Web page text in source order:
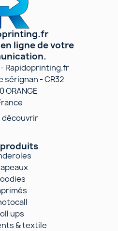
ligne de votre
Rapidoprinting.fr
sérignan - CR32
ORANGE
découvrir
ups
& textile